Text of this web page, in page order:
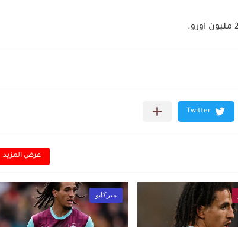
عرض المزيد
ميركاتو